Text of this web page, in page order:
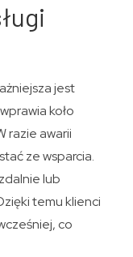
jest
koło
razie awarii
ze wsparcia.
lub
temu klienci
co